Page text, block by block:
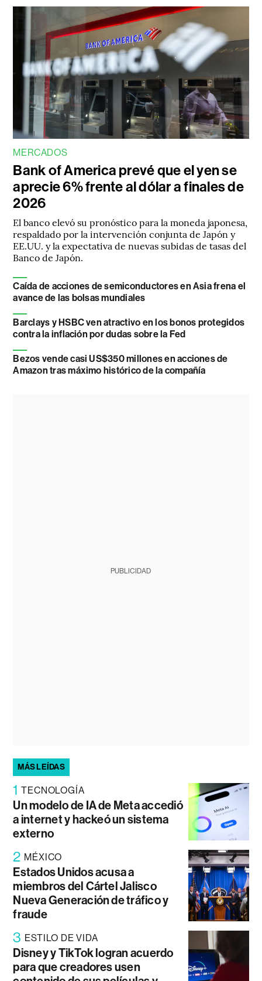
MERCADOS
Bank of America prevé que el yen se
aprecie 6% frente al dólar a finales de
2026
El banco elevó su pronóstico para la moneda japonesa,
respaldado por la intervención conjunta de Japón y
EE.UU. y la expectativa de nuevas subidas de tasas del
Banco de Japón.
Caída de acciones de semiconductores en Asia frena el
avance de las bolsas mundiales
Barclays y HSBC ven atractivo en los bonos protegidos
contra la inflación por dudas sobre la Fed
Bezos vende casi US$350 millones en acciones de
Amazon tras máximo histórico de la compañía
PUBLICIDAD
MÁS LEÍDAS
1 TECNOLOGÍA
Un modelo de IA de Meta accedió
a internet y hackeó un sistema
externo
2 MÉXICO
Estados Unidos acusa a
miembros del Cártel Jalisco
Nueva Generación de tráfico y
fraude
3 ESTILO DE VIDA
Disney y TikTok logran acuerdo
para que creadores usen